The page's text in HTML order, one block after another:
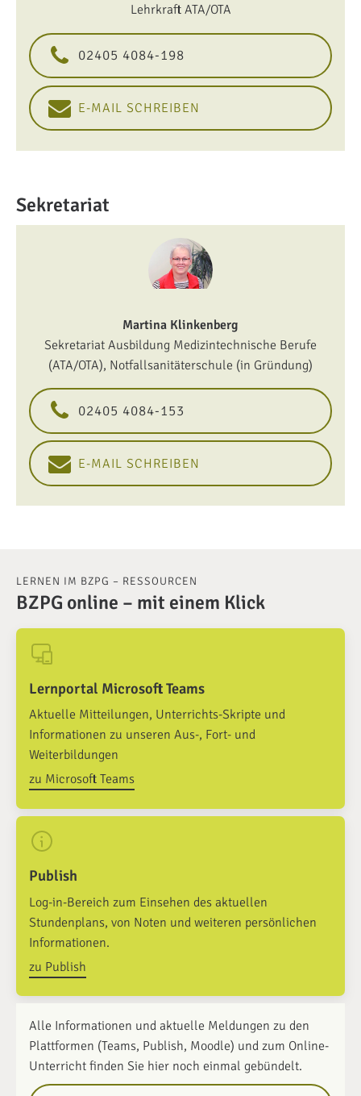
Lehrkraft ATA/OTA
02405 4084-198
E-MAIL SCHREIBEN
Sekretariat
Martina Klinkenberg
Sekretariat Ausbildung Medizintechnische Berufe
(ATA/OTA), Notfallsanitäterschule (in Gründung)
02405 4084-153
E-MAIL SCHREIBEN
LERNEN IM BZPG – RESSOURCEN
BZPG online – mit einem Klick
Lernportal Microsoft Teams
Aktuelle Mitteilungen, Unterrichts-Skripte und
Informationen zu unseren Aus-, Fort- und
Weiterbildungen
zu Microsoft Teams
Publish
Log-in-Bereich zum Einsehen des aktuellen
Stundenplans, von Noten und weiteren persönlichen
Informationen.
zu Publish
Alle Informationen und aktuelle Meldungen zu den
Plattformen (Teams, Publish, Moodle) und zum Online-
Unterricht finden Sie hier noch einmal gebündelt.